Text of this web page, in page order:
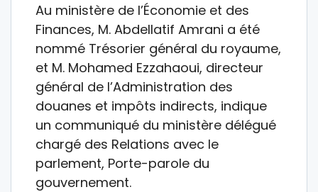
Au ministère de l’Économie et des
Finances, M. Abdellatif Amrani a été
nommé Trésorier général du royaume,
et M. Mohamed Ezzahaoui, directeur
général de l’Administration des
douanes et impôts indirects, indique
un communiqué du ministère délégué
chargé des Relations avec le
parlement, Porte-parole du
gouvernement.